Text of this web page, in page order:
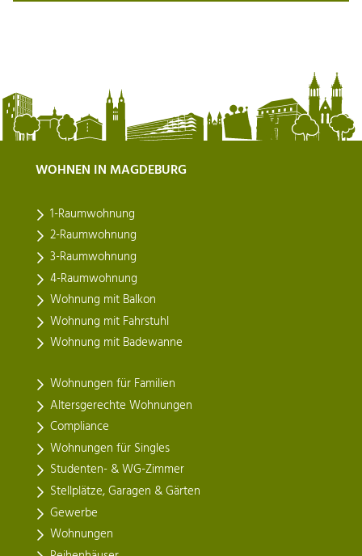
WOHNEN IN MAGDEBURG
1-Raumwohnung
2-Raumwohnung
3-Raumwohnung
4-Raumwohnung
Wohnung mit Balkon
Wohnung mit Fahrstuhl
Wohnung mit Badewanne
Wohnungen für Familien
Altersgerechte Wohnungen
Compliance
Wohnungen für Singles
Studenten- & WG-Zimmer
Stellplätze, Garagen & Gärten
Gewerbe
Wohnungen